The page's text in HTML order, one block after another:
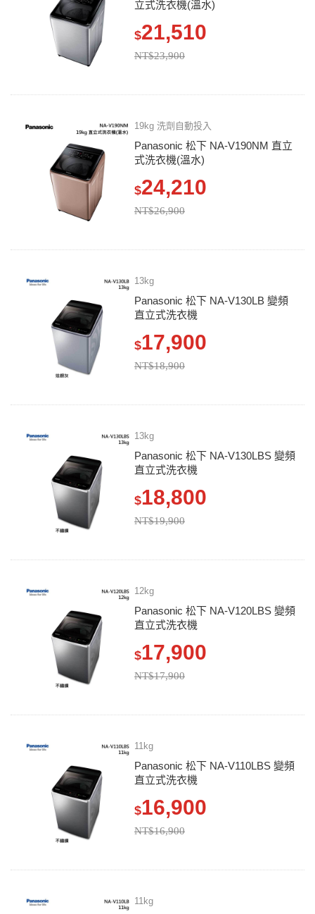
立式洗衣機(溫水)
$21,510
NT$23,900
19kg 洗劑自動投入
Panasonic 松下 NA-V190NM 直立
式洗衣機(溫水)
$24,210
NT$26,900
13kg
Panasonic 松下 NA-V130LB 變頻
直立式洗衣機
$17,900
NT$18,900
13kg
Panasonic 松下 NA-V130LBS 變頻
直立式洗衣機
$18,800
NT$19,900
12kg
Panasonic 松下 NA-V120LBS 變頻
直立式洗衣機
$17,900
NT$17,900
11kg
Panasonic 松下 NA-V110LBS 變頻
直立式洗衣機
$16,900
NT$16,900
11kg